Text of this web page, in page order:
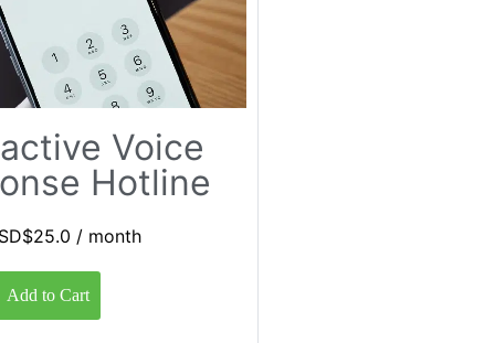
Voice
Hotline
25.0 / month
Add to Cart